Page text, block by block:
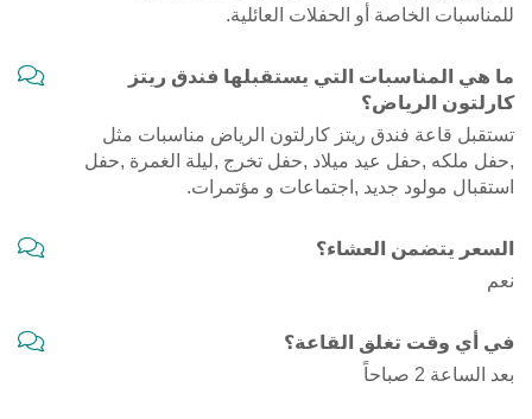
للمناسبات الخاصة أو الحفلات العائلية.
ما هي المناسبات التي يستقبلها فندق ريتز
كارلتون الرياض؟
تستقبل قاعة فندق ريتز كارلتون الرياض مناسبات مثل
,حفل ملكه ,حفل عيد ميلاد ,حفل تخرج ,ليلة الغمرة ,حفل
استقبال مولود جديد ,اجتماعات و مؤتمرات.
السعر يتضمن العشاء؟
نعم
في أي وقت تغلق القاعة؟
بعد الساعة 2 صباحاً